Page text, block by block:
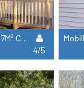
Mobilhome Sunny 27M² Confort - 2 Habitaciones + Terraza Cubierta + Tv
4/5